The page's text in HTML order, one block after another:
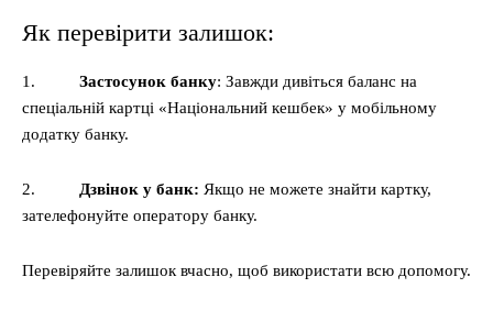
Як перевірити залишок:
1. Застосунок банку: Завжди дивіться баланс на
спеціальній картці «Національний кешбек» у мобільному
додатку банку.
2. Дзвінок у банк: Якщо не можете знайти картку,
зателефонуйте оператору банку.
Перевіряйте залишок вчасно, щоб використати всю допомогу.